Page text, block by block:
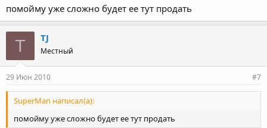
помойму уже сложно будет ее тут продать
T TJ
Местный
29 Июн 2010 #7
SuperMan написал(а):
помойму уже сложно будет ее тут продать